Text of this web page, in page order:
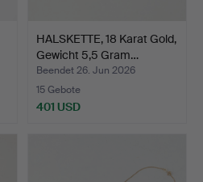
HALSKETTE, 18 Karat Gold,
Gewicht 5,5 Gram…
Beendet 26. Jun 2026
15 Gebote
401 USD